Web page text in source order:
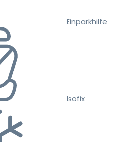
Einparkhilfe
Isofix